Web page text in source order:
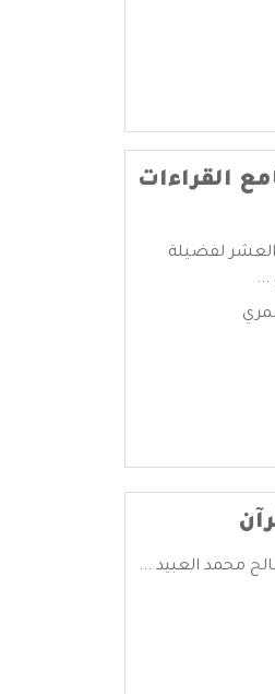
القراءات
لفضيلة
...
محمد العبيد ...